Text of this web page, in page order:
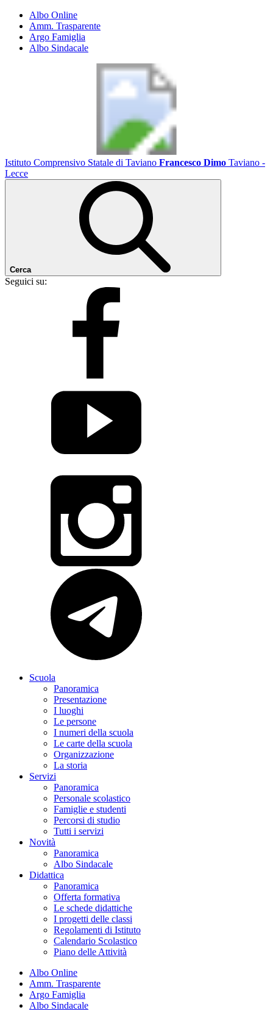
Albo Online
Amm. Trasparente
Argo Famiglia
Albo Sindacale
Istituto Comprensivo Statale di Taviano Francesco Dimo Taviano -
Lecce
Cerca
Seguici su:
Scuola
Panoramica
Presentazione
I luoghi
Le persone
I numeri della scuola
Le carte della scuola
Organizzazione
La storia
Servizi
Panoramica
Personale scolastico
Famiglie e studenti
Percorsi di studio
Tutti i servizi
Novità
Panoramica
Albo Sindacale
Didattica
Panoramica
Offerta formativa
Le schede didattiche
I progetti delle classi
Regolamenti di Istituto
Calendario Scolastico
Piano delle Attività
Albo Online
Amm. Trasparente
Argo Famiglia
Albo Sindacale